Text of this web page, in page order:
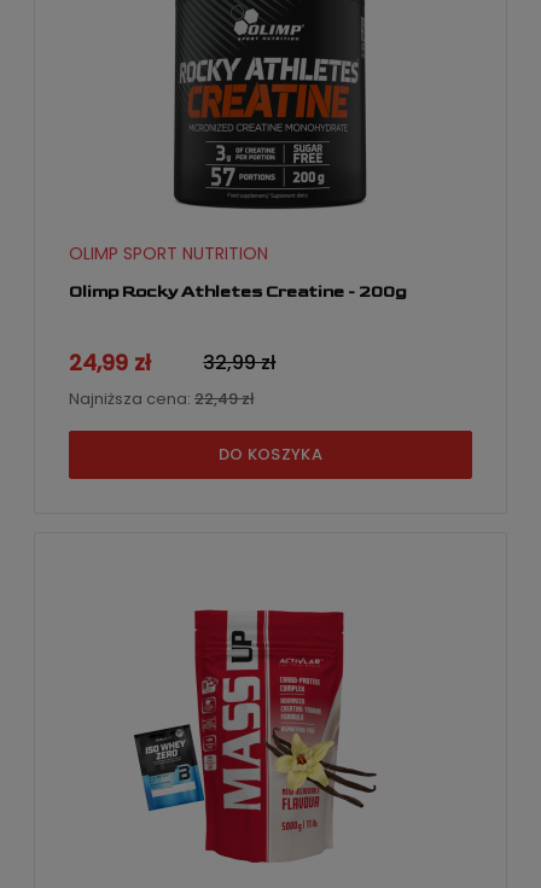
Olimp Rocky Athletes Creatine - 200g
OLIMP SPORT NUTRITION
24,99 zł 32,99 zł
Najniższa cena: 22,49 zł
DO KOSZYKA